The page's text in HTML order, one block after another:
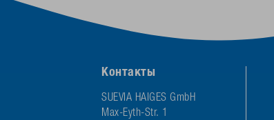
Контакты
SUEVIA HAIGES GmbH
Max-Eyth-Str. 1